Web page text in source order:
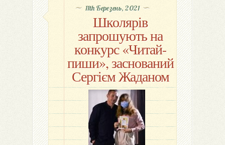
11th Березень, 2021
Школярів
запрошують на
конкурс «Читай-
пиши», заснований
Сергієм Жаданом